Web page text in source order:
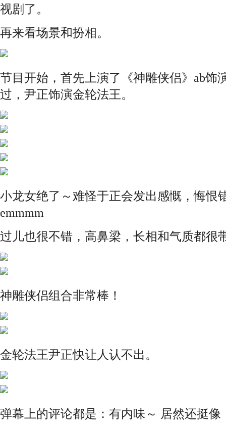
视剧了。
再来看场景和扮相。
节目开始，首先上演了《神雕侠侣》ab饰
过，尹正饰演金轮法王。
小龙女绝了～难怪于正会发出感慨，悔恨
emmmm
过儿也很不错，高鼻梁，长相和气质都很
神雕侠侣组合非常棒！
金轮法王尹正快让人认不出。
弹幕上的评论都是：有内味～ 居然还挺像